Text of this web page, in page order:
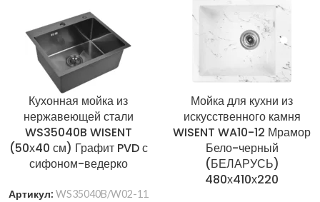
Кухонная мойка из
нержавеющей стали
WS35040B WISENT
(50х40 см) Графит PVD с
сифоном-ведерко
Артикул: WS35040B/W02-11
Мойка для кухни из
искусственного камня
WISENT WA10-12 Мрамор
Бело-черный
(БЕЛАРУСЬ)
480х410х220